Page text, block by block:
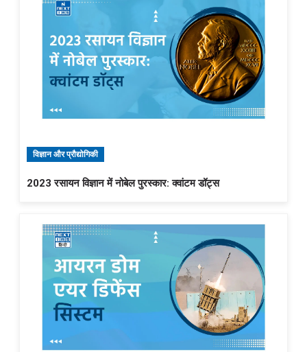
विज्ञान और प्रौद्योगिकी
2023 रसायन विज्ञान में नोबेल पुरस्कार: क्वांटम डॉट्स